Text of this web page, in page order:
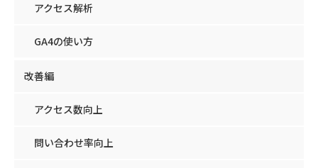
アクセス解析
GA4の使い方
改善編
アクセス数向上
問い合わせ率向上